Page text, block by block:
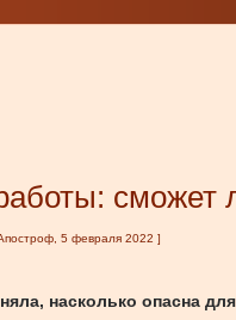
сможет
5 февраля 2022 ]
насколько опасна